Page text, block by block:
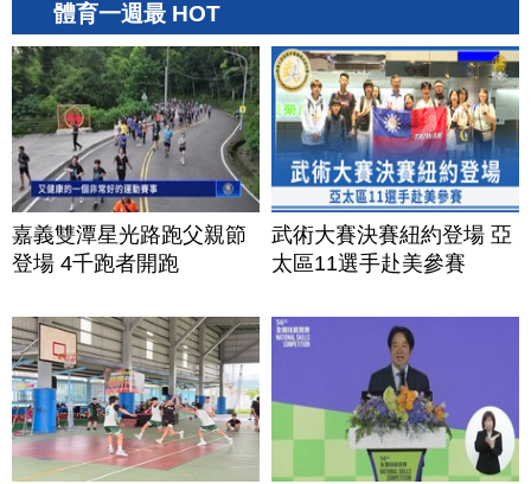
體育一週最 HOT
嘉義雙潭星光路跑父親節
登場 4千跑者開跑
武術大賽決賽紐約登場 亞
太區11選手赴美參賽